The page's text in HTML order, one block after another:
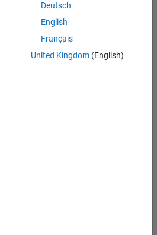
Engineer
Deutsch
English
Français
United Kingdom(English)